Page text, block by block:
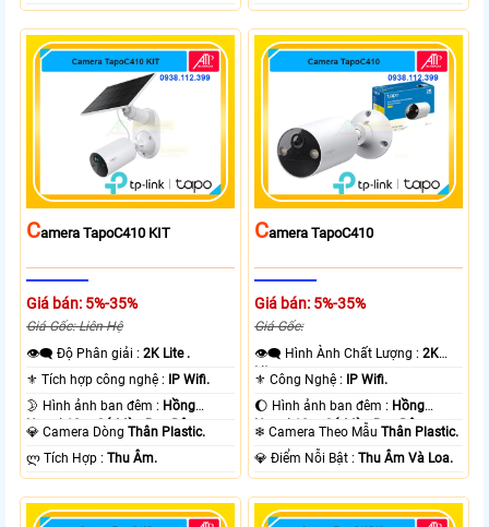
CAmera TapoC410 KIT
Giá bán: 5%-35%
Giá Gốc: Liên Hệ
👁️‍🗨 Độ Phân giải :2K Lite .
⚜️ Tích hợp công nghệ :
IP Wifi.
🌛 Hình ảnh ban đêm : Hồng
Ngoại 10m Có Màu Ban Ðêm.
💎 Camera DòngThân Plastic.
️ლ Tích Hợp :Thu Âm.
CAmera TapoC410
Giá bán: 5%-35%
Giá Gốc:
👁️‍🗨 Hình Ành Chất Lượng :2K
Lite .
⚜️ Công Nghệ :
IP Wifi.
🌔 Hình ảnh ban đêm : Hồng
Ngoại 10m Có Màu Ban Ðêm.
❄ Camera Theo MẫuThân Plastic.
️💎 Điểm Nỗi Bật :Thu Âm Và Loa.